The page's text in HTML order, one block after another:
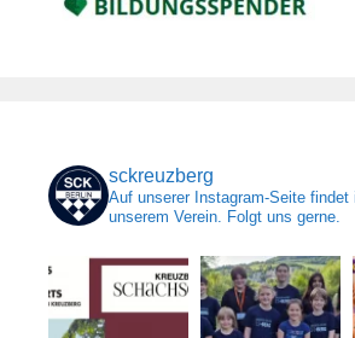
sckreuzberg
Auf unserer Instagram-Seite findet
unserem Verein. Folgt uns gerne.